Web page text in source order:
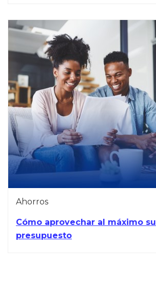
Ahorros
Cómo aprovechar al máximo su
presupuesto